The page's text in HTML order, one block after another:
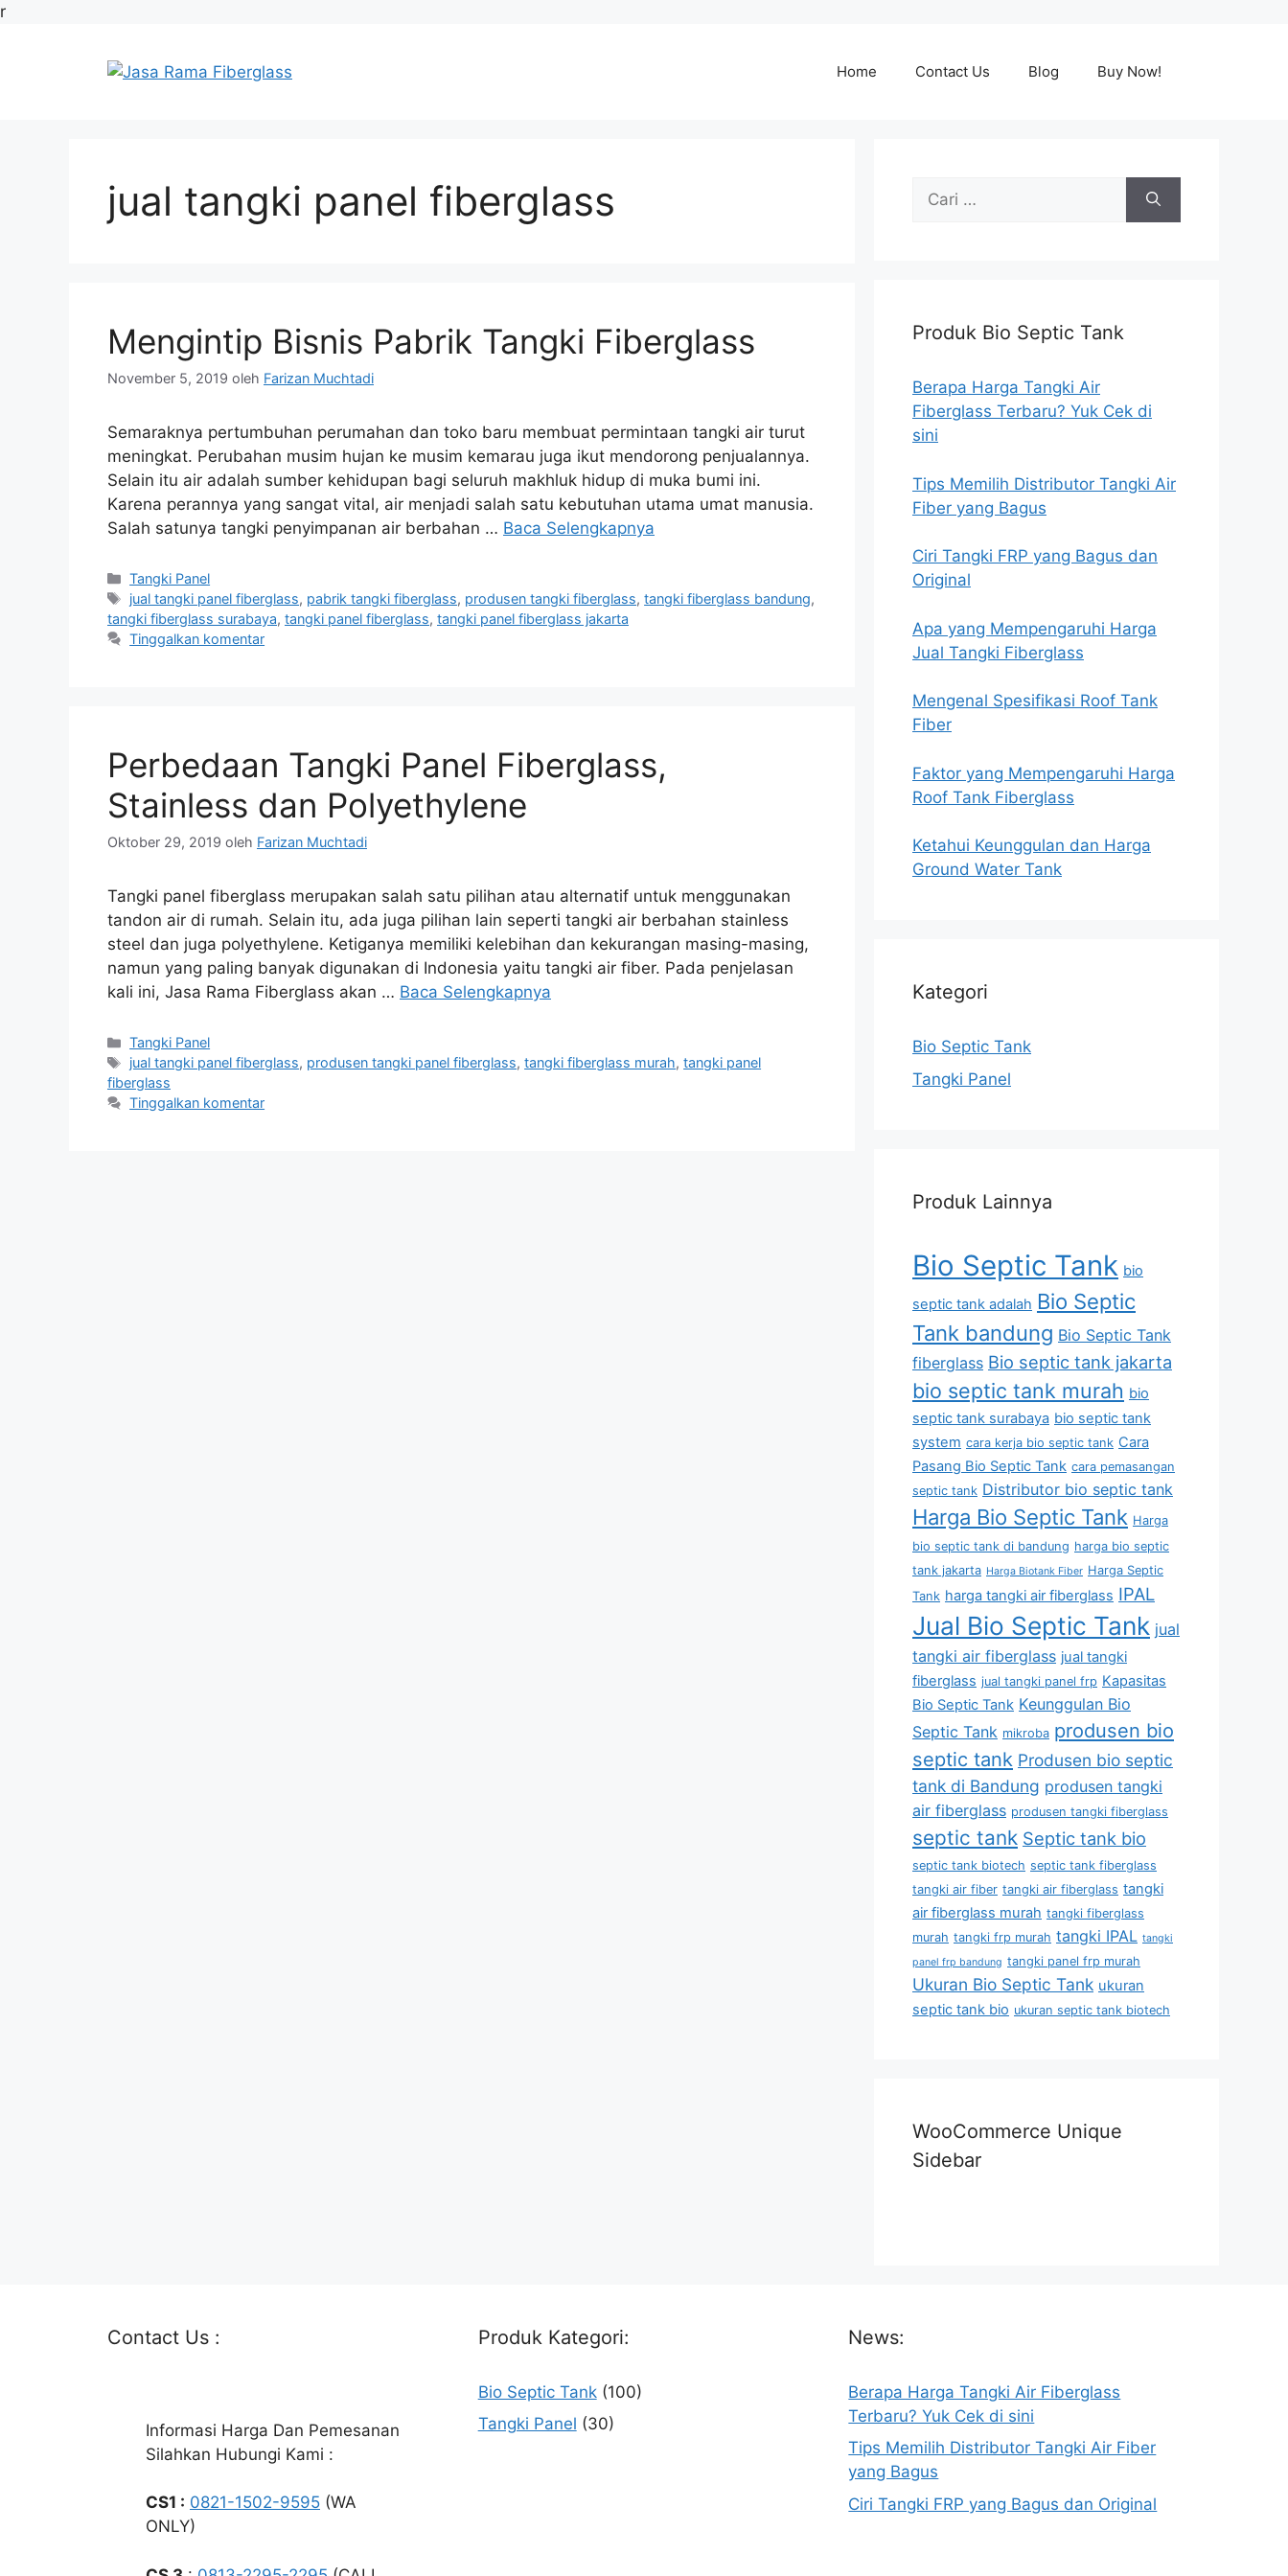
rLangsung
Home Contact Us Blog Buy Now!
jual tangki panel fiberglass
Mengintip Bisnis Pabrik Tangki Fiberglass
November 5, 2019 oleh Farizan Muchtadi
Semaraknya pertumbuhan perumahan dan toko baru membuat permintaan tangki air turut
meningkat. Perubahan musim hujan ke musim kemarau juga ikut mendorong penjualannya.
Selain itu air adalah sumber kehidupan bagi seluruh makhluk hidup di muka bumi ini.
Karena perannya yang sangat vital, air menjadi salah satu kebutuhan utama umat manusia.
Salah satunya tangki penyimpanan air berbahan … Baca Selengkapnya
Kategori
Tangki Panel
Tag
jual tangki panel fiberglass, pabrik tangki fiberglass, produsen tangki fiberglass,tangki fiberglass bandung,
tangki fiberglass surabaya, tangki panel fiberglass, tangki panel fiberglass jakarta
Tinggalkan komentar
Perbedaan Tangki Panel Fiberglass,
Stainless dan Polyethylene
Oktober 29, 2019 oleh Farizan Muchtadi
Tangki panel fiberglass merupakan salah satu pilihan atau alternatif untuk menggunakan
tandon air di rumah. Selain itu, ada juga pilihan lain seperti tangki air berbahan stainless
steel dan juga polyethylene. Ketiganya memiliki kelebihan dan kekurangan masing-masing,
namun yang paling banyak digunakan di Indonesia yaitu tangki air fiber. Pada penjelasan
kali ini, Jasa Rama Fiberglass akan … Baca Selengkapnya
Kategori
Tangki Panel
Tag
jual tangki panel fiberglass, produsen tangki panel fiberglass,tangki fiberglass murah,tangki panel
fiberglass
Tinggalkan komentar
Cari
Produk Bio Septic Tank
Berapa Harga Tangki Air
Fiberglass Terbaru? Yuk Cek di
sini
Tips Memilih Distributor Tangki Air
Fiber yang Bagus
Ciri Tangki FRP yang Bagus dan
Original
Apa yang Mempengaruhi Harga
Jual Tangki Fiberglass
Mengenal Spesifikasi Roof Tank
Fiber
Faktor yang Mempengaruhi Harga
Roof Tank Fiberglass
Ketahui Keunggulan dan Harga
Ground Water Tank
Kategori
Bio Septic Tank
Tangki Panel
Produk Lainnya
Bio Septic Tank bio
septic tank adalah Bio Septic
Tank bandung Bio Septic Tank
fiberglass Bio septic tank jakarta
bio septic tank murah bio
septic tank surabaya bio septic tank
system cara kerja bio septic tank Cara
Pasang Bio Septic Tank cara pemasangan
septic tank Distributor bio septic tank
Harga Bio Septic Tank Harga
bio septic tank di bandung harga bio septic
tank jakarta Harga Biotank Fiber Harga Septic
Tank harga tangki air fiberglass IPAL
Jual Bio Septic Tank jual
tangki air fiberglass jual tangki
fiberglass jual tangki panel frp Kapasitas
Bio Septic Tank Keunggulan Bio
Septic Tank mikroba produsen bio
septic tank Produsen bio septic
tank di Bandung produsen tangki
air fiberglass produsen tangki fiberglass
septic tank Septic tank bio
septic tank biotech septic tank fiberglass
tangki air fiber tangki air fiberglass tangki
air fiberglass murah tangki fiberglass
murah tangki frp murah tangki IPAL tangki
panel frp bandung tangki panel frp murah
Ukuran Bio Septic Tank ukuran
septic tank bio ukuran septic tank biotech
WooCommerce Unique
Sidebar
Contact Us :
Informasi Harga Dan Pemesanan
Silahkan Hubungi Kami :
CS1 : 0821-1502-9595 (WA
ONLY)
Produk Kategori:
Bio Septic Tank(100)
Tangki Panel (30)
News:
Berapa Harga Tangki Air Fiberglass
Terbaru? Yuk Cek di sini
Tips Memilih Distributor Tangki Air Fiber
yang Bagus
Ciri Tangki FRP yang Bagus dan Original